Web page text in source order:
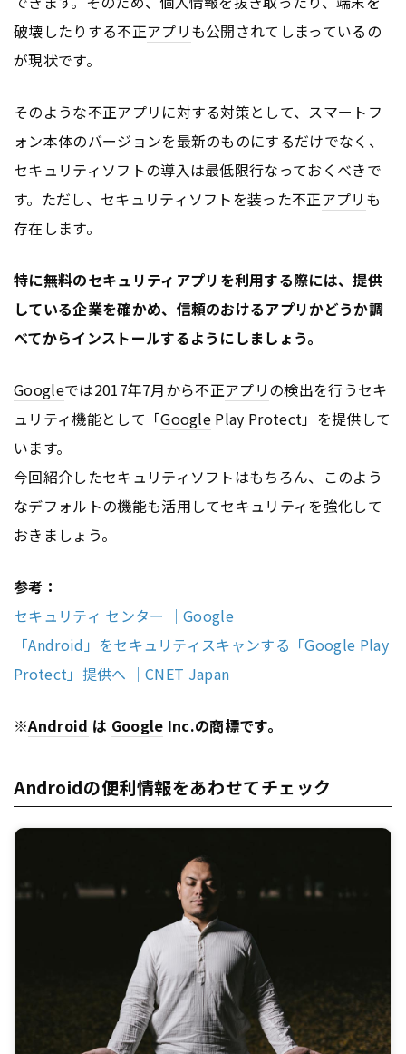
破壊したりする不正アプリも公開されてしまっているの
が現状です。
そのような不正アプリ に対する対策として、スマートフ
ォン本体のバージョンを最新のものにするだけでなく、
セキュリティソフトの導入は最低限行なっておくべきで
す。ただし、セキュリティソフトを装った不正アプリ も
存在します。
特に無料のセキュリティ アプリ を利用する際には、提供
している企業を確かめ、信頼のおけるアプリかどうか調
べてからインストールするようにしましょう。
Googleでは2017年7月から不正アプリの検出を行うセキ
ュリティ機能として「Google Play Protect」を提供して
います。
今回紹介したセキュリティソフトはもちろん、このよう
なデフォルトの機能も活用してセキュリティを強化して
おきましょう。
参考：
セキュリティ センター ｜Google
「Android」をセキュリティスキャンする「Google Play
Protect」提供へ ｜CNET Japan
※Android は Google Inc.の商標です。
Androidの便利情報をあわせてチェック